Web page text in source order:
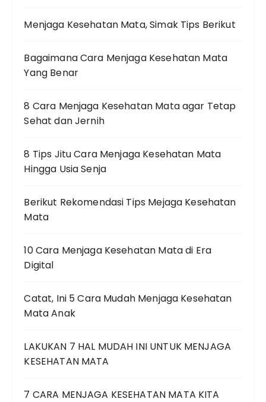
Menjaga Kesehatan Mata, Simak Tips Berikut
Bagaimana Cara Menjaga Kesehatan Mata
Yang Benar
8 Cara Menjaga Kesehatan Mata agar Tetap
Sehat dan Jernih
8 Tips Jitu Cara Menjaga Kesehatan Mata
Hingga Usia Senja
Berikut Rekomendasi Tips Mejaga Kesehatan
Mata
10 Cara Menjaga Kesehatan Mata di Era
Digital
Catat, Ini 5 Cara Mudah Menjaga Kesehatan
Mata Anak
LAKUKAN 7 HAL MUDAH INI UNTUK MENJAGA
KESEHATAN MATA
7 CARA MENJAGA KESEHATAN MATA KITA